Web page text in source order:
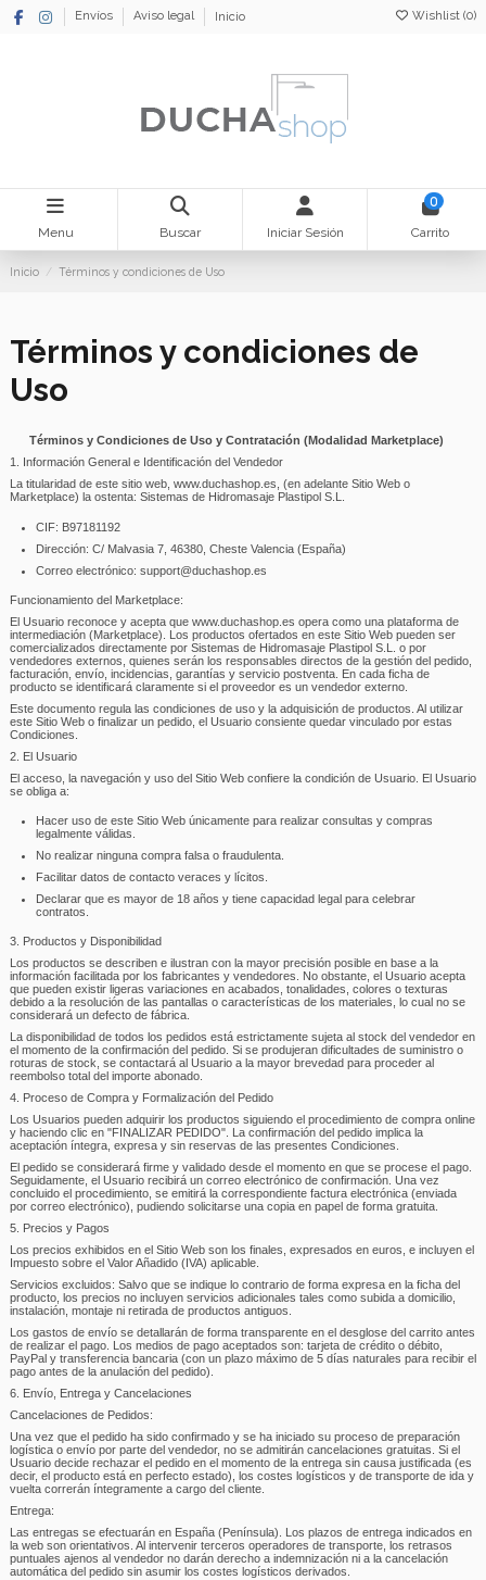
Envíos Aviso legal Inicio Wishlist (0)
Menu Buscar Iniciar Sesión
0
Carrito
Inicio Términos y condiciones de Uso
Términos y condiciones de
Uso
Términos y Condiciones de Uso y Contratación (Modalidad Marketplace)
1. Información General e Identificación del Vendedor
La titularidad de este sitio web, www.duchashop.es, (en adelante Sitio Web o
Marketplace) la ostenta: Sistemas de Hidromasaje Plastipol S.L.
CIF: B97181192
Dirección: C/ Malvasia 7, 46380, Cheste Valencia (España)
Correo electrónico: support@duchashop.es
Funcionamiento del Marketplace:
El Usuario reconoce y acepta que www.duchashop.es opera como una plataforma de
intermediación (Marketplace). Los productos ofertados en este Sitio Web pueden ser
comercializados directamente por Sistemas de Hidromasaje Plastipol S.L. o por
vendedores externos, quienes serán los responsables directos de la gestión del pedido,
facturación, envío, incidencias, garantías y servicio postventa. En cada ficha de
producto se identificará claramente si el proveedor es un vendedor externo.
Este documento regula las condiciones de uso y la adquisición de productos. Al utilizar
este Sitio Web o finalizar un pedido, el Usuario consiente quedar vinculado por estas
Condiciones.
2. El Usuario
El acceso, la navegación y uso del Sitio Web confiere la condición de Usuario. El Usuario
se obliga a:
Hacer uso de este Sitio Web únicamente para realizar consultas y compras
legalmente válidas.
No realizar ninguna compra falsa o fraudulenta.
Facilitar datos de contacto veraces y lícitos.
Declarar que es mayor de 18 años y tiene capacidad legal para celebrar
contratos.
3. Productos y Disponibilidad
Los productos se describen e ilustran con la mayor precisión posible en base a la
información facilitada por los fabricantes y vendedores. No obstante, el Usuario acepta
que pueden existir ligeras variaciones en acabados, tonalidades, colores o texturas
debido a la resolución de las pantallas o características de los materiales, lo cual no se
considerará un defecto de fábrica.
La disponibilidad de todos los pedidos está estrictamente sujeta al stock del vendedor en
el momento de la confirmación del pedido. Si se produjeran dificultades de suministro o
roturas de stock, se contactará al Usuario a la mayor brevedad para proceder al
reembolso total del importe abonado.
4. Proceso de Compra y Formalización del Pedido
Los Usuarios pueden adquirir los productos siguiendo el procedimiento de compra online
y haciendo clic en "FINALIZAR PEDIDO". La confirmación del pedido implica la
aceptación íntegra, expresa y sin reservas de las presentes Condiciones.
El pedido se considerará firme y validado desde el momento en que se procese el pago.
Seguidamente, el Usuario recibirá un correo electrónico de confirmación. Una vez
concluido el procedimiento, se emitirá la correspondiente factura electrónica (enviada
por correo electrónico), pudiendo solicitarse una copia en papel de forma gratuita.
5. Precios y Pagos
Los precios exhibidos en el Sitio Web son los finales, expresados en euros, e incluyen el
Impuesto sobre el Valor Añadido (IVA) aplicable.
Servicios excluidos: Salvo que se indique lo contrario de forma expresa en la ficha del
producto, los precios no incluyen servicios adicionales tales como subida a domicilio,
instalación, montaje ni retirada de productos antiguos.
Los gastos de envío se detallarán de forma transparente en el desglose del carrito antes
de realizar el pago. Los medios de pago aceptados son: tarjeta de crédito o débito,
PayPal y transferencia bancaria (con un plazo máximo de 5 días naturales para recibir el
pago antes de la anulación del pedido).
6. Envío, Entrega y Cancelaciones
Cancelaciones de Pedidos:
Una vez que el pedido ha sido confirmado y se ha iniciado su proceso de preparación
logística o envío por parte del vendedor, no se admitirán cancelaciones gratuitas. Si el
Usuario decide rechazar el pedido en el momento de la entrega sin causa justificada (es
decir, el producto está en perfecto estado), los costes logísticos y de transporte de ida y
vuelta correrán íntegramente a cargo del cliente.
Entrega:
Las entregas se efectuarán en España (Península). Los plazos de entrega indicados en
la web son orientativos. Al intervenir terceros operadores de transporte, los retrasos
puntuales ajenos al vendedor no darán derecho a indemnización ni a la cancelación
automática del pedido sin asumir los costes logísticos derivados.